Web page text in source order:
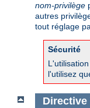
nom-privilège
autres
tout réglage
Sécurité
l'utilisez
Directive